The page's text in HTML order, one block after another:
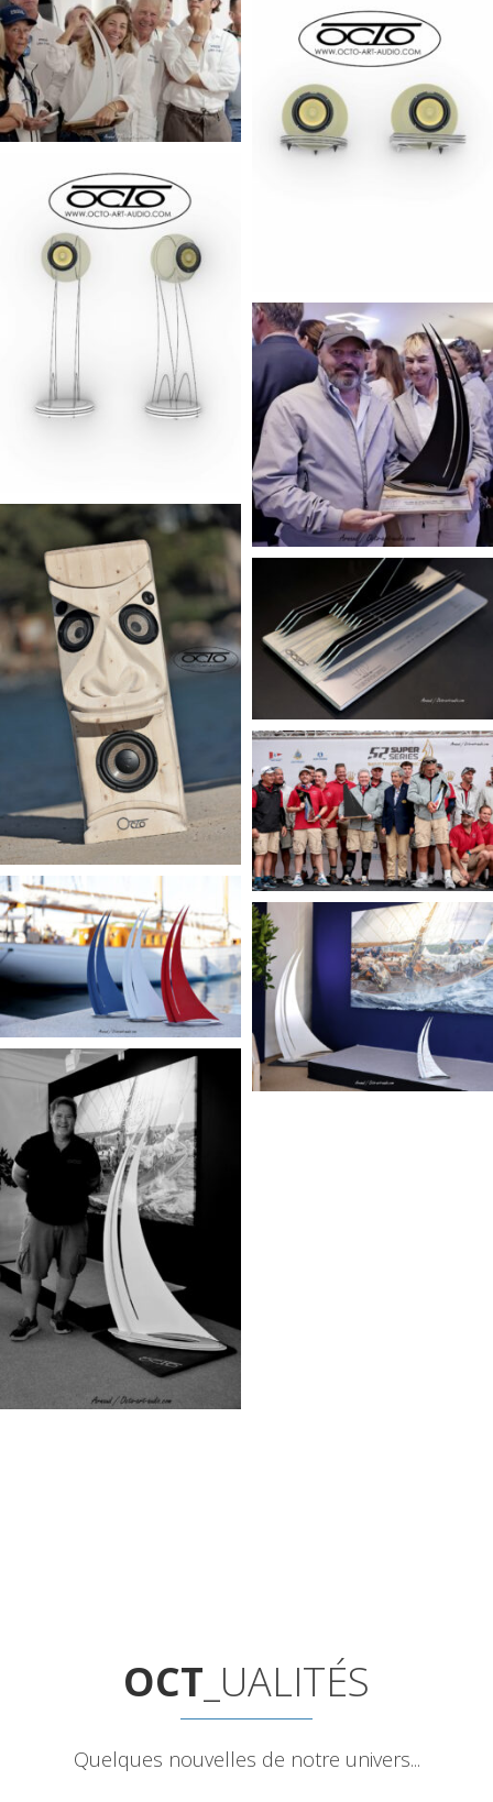
OCT _UALITÉS
Quelques nouvelles de notre univers...